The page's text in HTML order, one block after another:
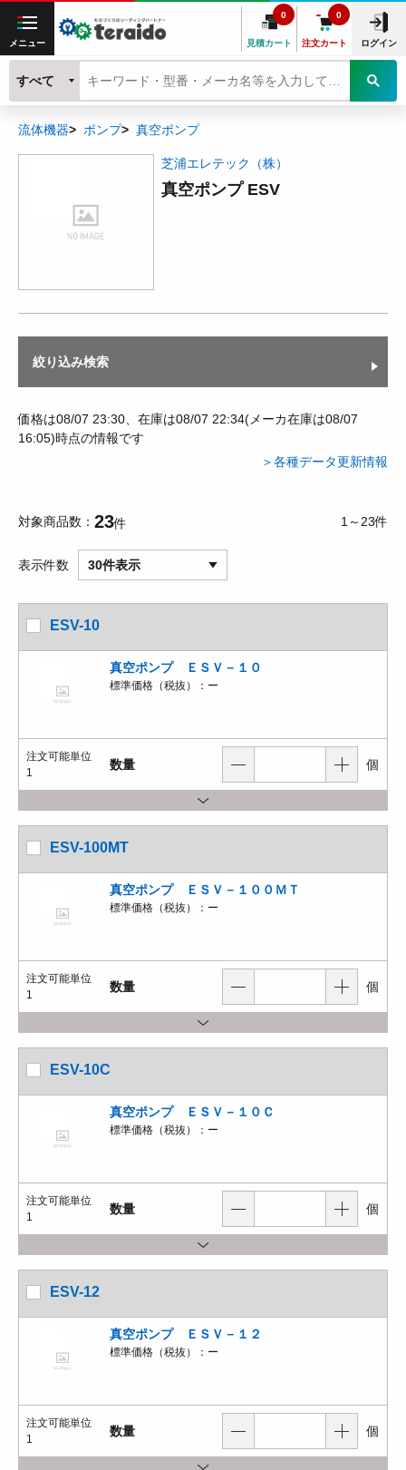
メニュー 見積カート
0
注文カート
0
ログイン
すべて
流体機器 ポンプ 真空ポンプ
芝浦エレテック（株）
真空ポンプ ESV
絞り込み検索
価格は08/07 23:30、在庫は08/07 22:34(メーカ在庫は08/07
16:05)時点の情報です
＞各種データ更新情報
対象商品数 23件 1～23件
表示件数 30件表示
ESV-10
真空ポンプ ＥＳＶ－１０
標準価格（税抜）： ー
注文可能単位
1
数量 個
ESV-100MT
真空ポンプ ＥＳＶ－１００ＭＴ
標準価格（税抜）： ー
注文可能単位
1
数量 個
ESV-10C
真空ポンプ ＥＳＶ－１０Ｃ
標準価格（税抜）： ー
注文可能単位
1
数量 個
ESV-12
真空ポンプ ＥＳＶ－１２
標準価格（税抜）： ー
注文可能単位
1
数量 個